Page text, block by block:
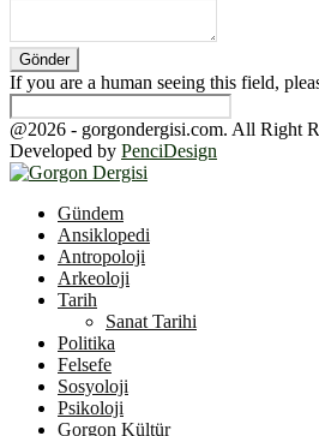
If you are a human seeing this field,
@2026 - gorgondergisi.com. All Right
Developed by PenciDesign
Gündem
Ansiklopedi
Antropoloji
Arkeoloji
Tarih
Sanat Tarihi
Politika
Felsefe
Sosyoloji
Psikoloji
Gorgon Kültür